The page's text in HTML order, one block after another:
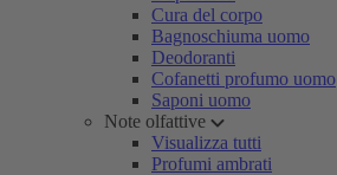
Cura del corpo
Bagnoschiuma uomo
Deodoranti
Cofanetti profumo uomo
Saponi uomo
Note olfattive
Visualizza tutti
Profumi ambrati